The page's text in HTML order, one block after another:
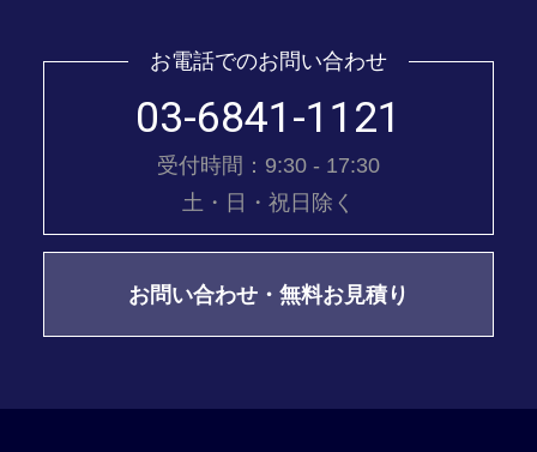
お電話でのお問い合わせ
03-6841-1121
受付時間：9:30 - 17:30
土・日・祝日除く
お問い合わせ・無料お見積り